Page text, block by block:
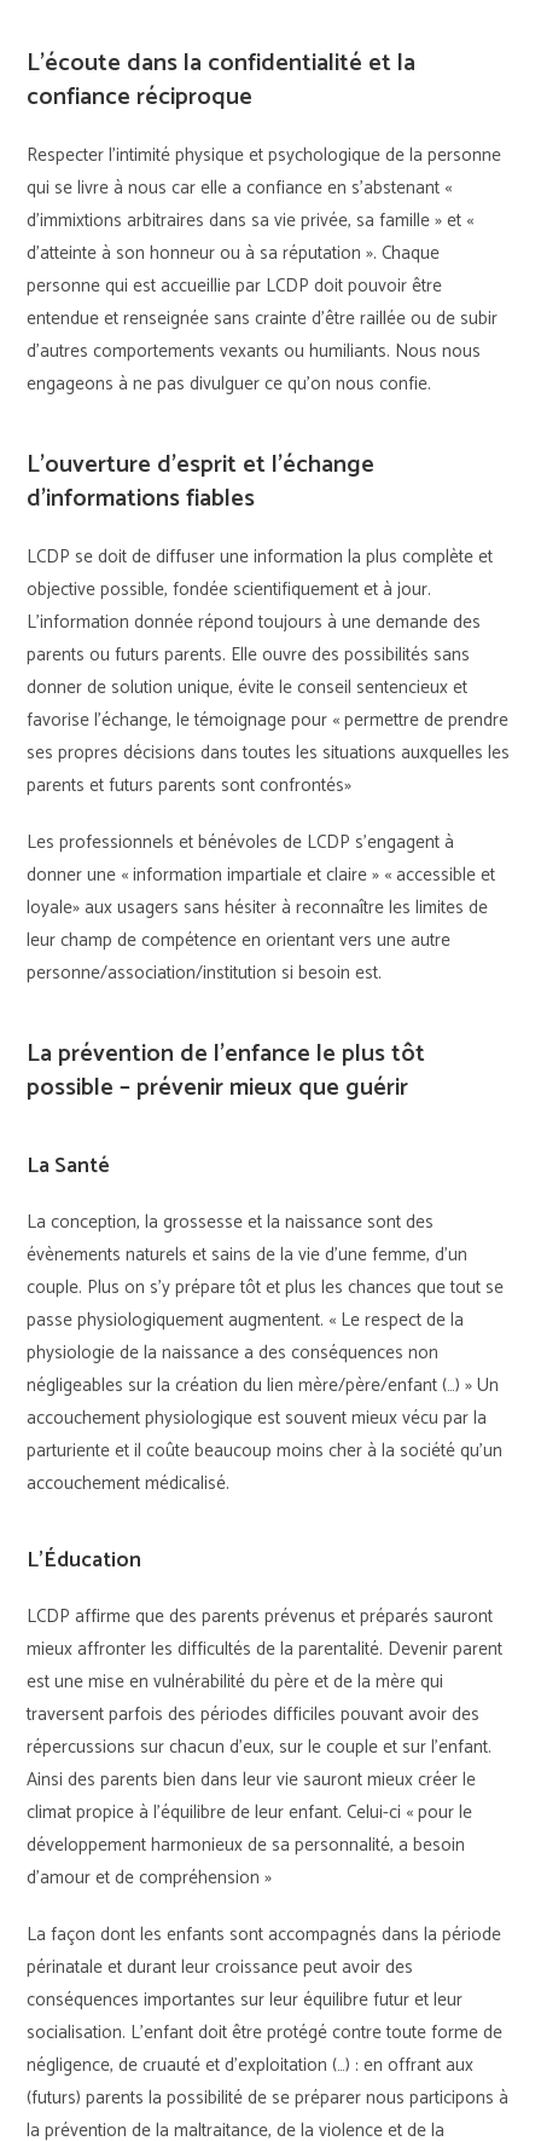
L’écoute dans la confidentialité et la
confiance réciproque
Respecter l’intimité physique et psychologique de la personne
qui se livre à nous car elle a confiance en s’abstenant ‎«
d’immixtions arbitraires dans sa vie privée, sa famille » et «
d’atteinte à son honneur ou à sa réputation ». Chaque
personne qui est accueillie par LCDP doit pouvoir être
entendue et renseignée sans crainte d’être raillée ou de subir
d’autres comportements vexants ou humiliants. Nous nous
engageons à ne pas divulguer ce qu’on nous confie.
L’ouverture d’esprit et l’échange
d’informations fiables
LCDP se doit de diffuser une information la plus complète et
objective possible, fondée scientifiquement et à jour.
L’information donnée répond toujours à une demande des
parents ou futurs parents. Elle ouvre des possibilités sans
donner de solution unique, évite le conseil sentencieux et
favorise l’échange, le témoignage pour « permettre de prendre
ses propres décisions dans toutes les situations auxquelles les
parents et futurs parents sont confrontés»
Les professionnels et bénévoles de LCDP s’engagent à
donner une « information impartiale et claire » « accessible et
loyale» aux usagers sans hésiter à reconnaître les limites de
leur champ de compétence en orientant vers une autre
personne/association/institution si besoin est.
La prévention de l’enfance le plus tôt
possible – prévenir mieux que guérir
La Santé
La conception, la grossesse et la naissance sont des
évènements naturels et sains de la vie d’une femme, d’un
couple. Plus on s’y prépare tôt et plus les chances que tout se
passe physiologiquement augmentent. « Le respect de la
physiologie de la naissance a des conséquences non
négligeables sur la création du lien mère/père/enfant (…) » Un
accouchement physiologique est souvent mieux vécu par la
parturiente et il coûte beaucoup moins cher à la société qu’un
accouchement médicalisé.
L’Éducation
LCDP affirme que des parents prévenus et préparés sauront
mieux affronter les difficultés de la parentalité. Devenir parent
est une mise en vulnérabilité du père et de la mère qui
traversent parfois des périodes difficiles pouvant avoir des
répercussions sur chacun d’eux, sur le couple et sur l’enfant.
Ainsi des parents bien dans leur vie sauront mieux créer le
climat propice à l’équilibre de leur enfant. Celui-ci « pour le
développement harmonieux de sa personnalité, a besoin
d’amour et de compréhension »
La façon dont les enfants sont accompagnés dans la période
périnatale et durant leur croissance peut avoir des
conséquences importantes sur leur équilibre futur et leur
socialisation. L’enfant doit être protégé contre toute forme de
négligence, de cruauté et d’exploitation (…) : en offrant aux
(futurs) parents la possibilité de se préparer nous participons à
la prévention de la maltraitance, de la violence et de la